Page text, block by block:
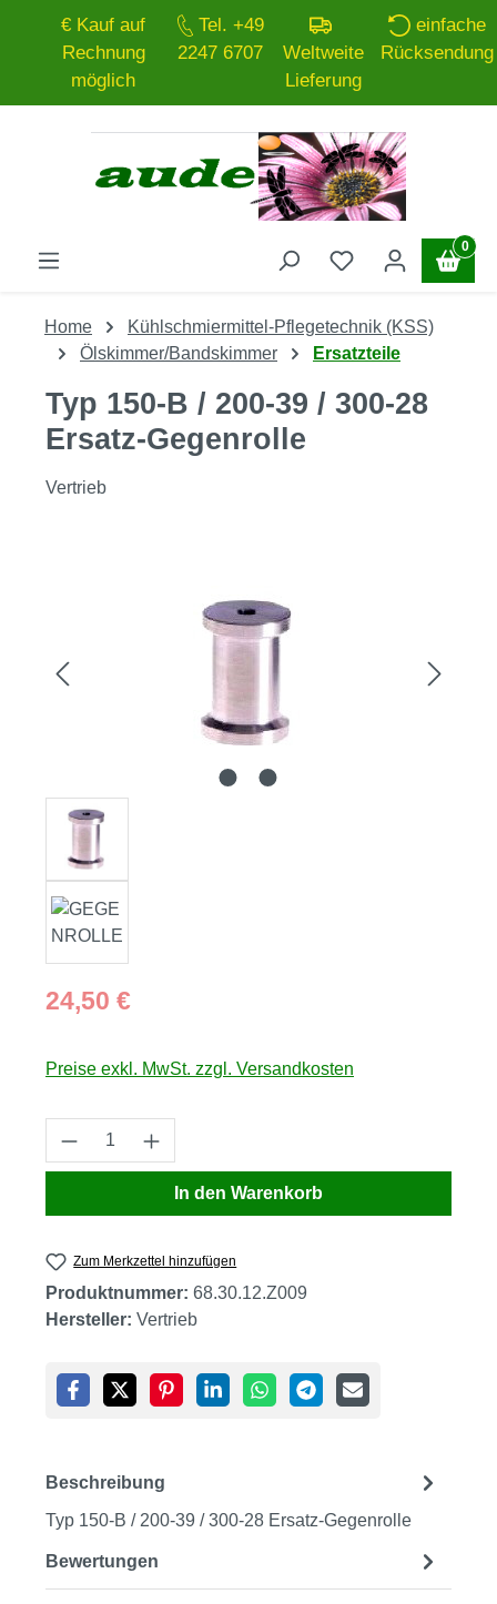
Zum Hauptinhalt springen
€ Kauf auf
Rechnung
möglich
Tel. +49
2247 6707
Weltweite
Lieferung
einfache
Rücksendung
0
Home
Kühlschmiermittel-Pflegetechnik (KSS)
Ölskimmer/Bandskimmer
Ersatzteile
Typ 150-B / 200-39 / 300-28
Ersatz-Gegenrolle
Vertrieb
Regulärer Preis:
24,50 €
Preise exkl. MwSt. zzgl. Versandkosten
Produkt Anzahl: Gib den gewünschten
In den Warenkorb
Zum Merkzettel hinzufügen
Produktnummer: 68.30.12.Z009
Hersteller: Vertrieb
Beschreibung
Typ 150-B / 200-39 / 300-28 Ersatz-Gegenrolle
Bewertungen